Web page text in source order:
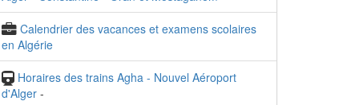
Calendrier des vacances et examens scolaires
en Algérie
Horaires des trains Agha - Nouvel Aéroport
d'Alger -